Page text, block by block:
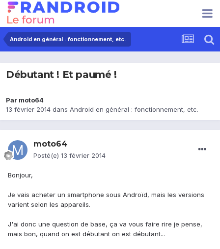
Android en général : fonctionnement, etc.
Débutant ! Et paumé !
Par moto64
13 février 2014 dans Android en général : fonctionnement, etc.
moto64
Posté(e) 13 février 2014
Bonjour,
Je vais acheter un smartphone sous Androïd, mais les versions
varient selon les appareils.
J'ai donc une question de base, ça va vous faire rire je pense,
mais bon, quand on est débutant on est débutant...